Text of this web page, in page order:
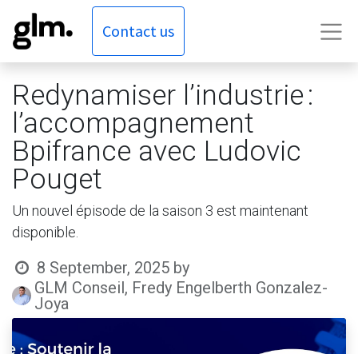
Contact us
Redynamiser l’industrie :
l’accompagnement
Bpifrance avec Ludovic
Pouget
Un nouvel épisode de la saison 3 est maintenant
disponible.
8 September, 2025 by
GLM Conseil, Fredy Engelberth Gonzalez-
Joya